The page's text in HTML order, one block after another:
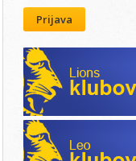
Prijava
Lions klubovi
Leo klubovi